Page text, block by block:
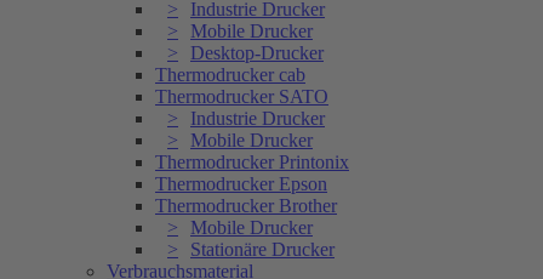
Industrie Drucker
Mobile Drucker
Desktop-Drucker
Thermodrucker cab
Thermodrucker SATO
Industrie Drucker
Mobile Drucker
Thermodrucker Printonix
Thermodrucker Epson
Thermodrucker Brother
Mobile Drucker
Stationäre Drucker
Verbrauchsmaterial